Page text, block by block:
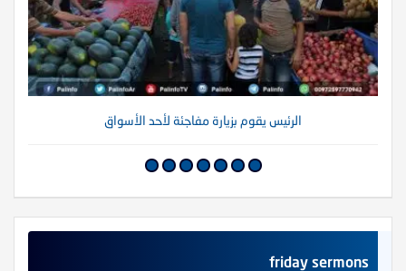
الرئيس يقوم بزيارة مفاجئة لأحد الأسواق
friday sermons